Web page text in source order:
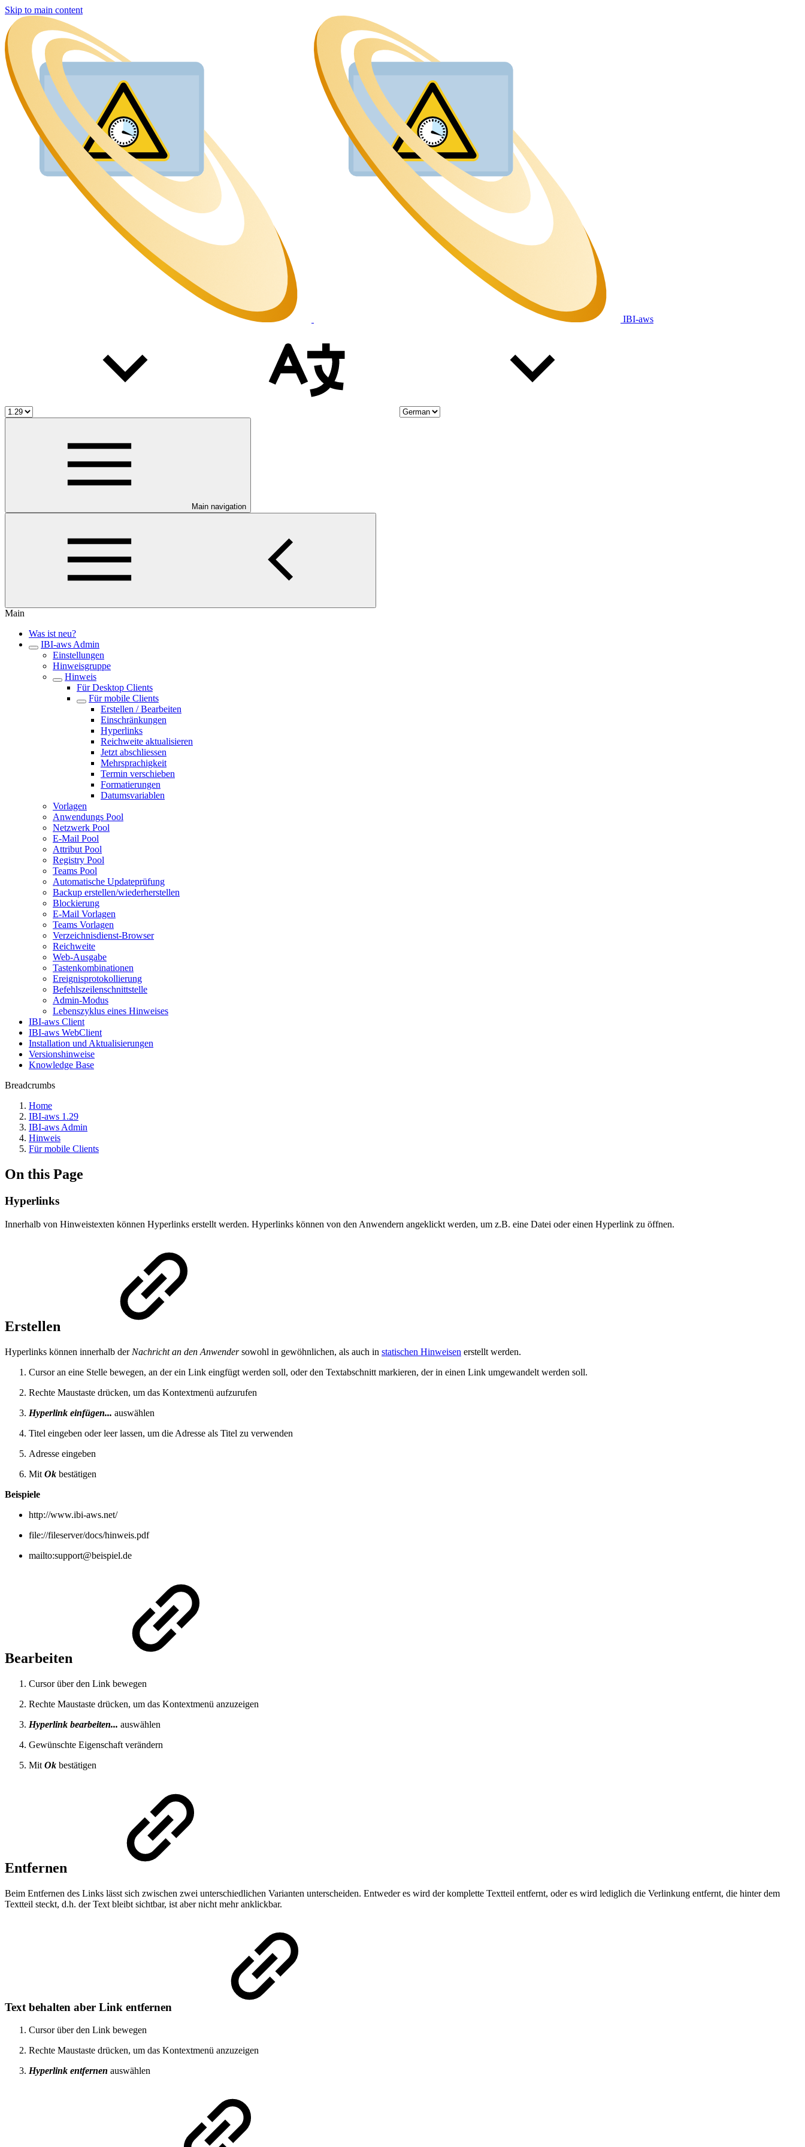
Skip to main content
IBI-aws
Main navigation
Main
Was ist neu?
IBI-aws Admin
Einstellungen
Hinweisgruppe
Hinweis
Für Desktop Clients
Für mobile Clients
Erstellen / Bearbeiten
Einschränkungen
Hyperlinks
Reichweite aktualisieren
Jetzt abschliessen
Mehrsprachigkeit
Termin verschieben
Formatierungen
Datumsvariablen
Vorlagen
Anwendungs Pool
Netzwerk Pool
E-Mail Pool
Attribut Pool
Registry Pool
Teams Pool
Automatische Updateprüfung
Backup erstellen/wiederherstellen
Blockierung
E-Mail Vorlagen
Teams Vorlagen
Verzeichnisdienst-Browser
Reichweite
Web-Ausgabe
Tastenkombinationen
Ereignisprotokollierung
Befehlszeilenschnittstelle
Admin-Modus
Lebenszyklus eines Hinweises
IBI-aws Client
IBI-aws WebClient
Installation und Aktualisierungen
Versionshinweise
Knowledge Base
Breadcrumbs
Home
IBI-aws 1.29
IBI-aws Admin
Hinweis
Für mobile Clients
On this Page
Hyperlinks
Innerhalb von Hinweistexten können Hyperlinks erstellt werden. Hyperlinks können von den Anwendern angeklickt werden, um z.B. eine Datei oder einen Hyperlink zu öffnen.
Erstellen
Hyperlinks können innerhalb der Nachricht an den Anwendersowohl in gewöhnlichen, als auch in statischen Hinweisen erstellt werden.
Cursor an eine Stelle bewegen, an der ein Link eingfügt werden soll, oder den Textabschnitt markieren, der in einen Link umgewandelt werden soll.
Rechte Maustaste drücken, um das Kontextmenü aufzurufen
Hyperlink einfügen... auswählen
Titel eingeben oder leer lassen, um die Adresse als Titel zu verwenden
Adresse eingeben
Mit Ok bestätigen
Beispiele
http://www.ibi-aws.net/
file://fileserver/docs/hinweis.pdf
mailto:support@beispiel.de
Bearbeiten
Cursor über den Link bewegen
Rechte Maustaste drücken, um das Kontextmenü anzuzeigen
Hyperlink bearbeiten... auswählen
Gewünschte Eigenschaft verändern
Mit Ok bestätigen
Entfernen
Beim Entfernen des Links lässt sich zwischen zwei unterschiedlichen Varianten unterscheiden. Entweder es wird der komplette Textteil entfernt, oder es wird lediglich die Verlinkung entfernt, die hinter dem
Textteil steckt, d.h. der Text bleibt sichtbar, ist aber nicht mehr anklickbar.
Text behalten aber Link entfernen
Cursor über den Link bewegen
Rechte Maustaste drücken, um das Kontextmenü anzuzeigen
Hyperlink entfernen auswählen